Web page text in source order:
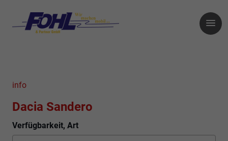
info
Dacia Sandero
Verfügbarkeit, Art